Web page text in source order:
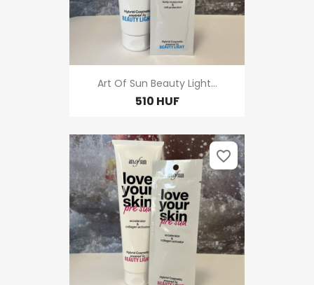
Art Of Sun Beauty Light...
510 HUF
favorite_border